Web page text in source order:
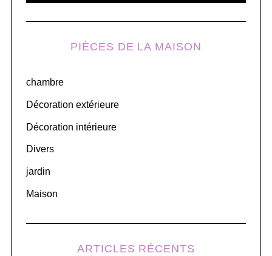
f
o
:
A
C
PIÈCES DE LA MAISON
chambre
Décoration extérieure
Décoration intérieure
Divers
jardin
Maison
ARTICLES RÉCENTS